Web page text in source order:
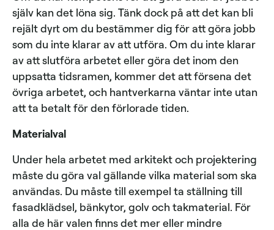
själv kan det löna sig. Tänk dock på att det kan bli
rejält dyrt om du bestämmer dig för att göra jobb
som du inte klarar av att utföra. Om du inte klarar
av att slutföra arbetet eller göra det inom den
uppsatta tidsramen, kommer det att försena det
övriga arbetet, och hantverkarna väntar inte utan
att ta betalt för den förlorade tiden.
Materialval
Under hela arbetet med arkitekt och projektering
måste du göra val gällande vilka material som ska
användas. Du måste till exempel ta ställning till
fasadklädsel, bänkytor, golv och takmaterial. För
alla de här valen finns det mer eller mindre